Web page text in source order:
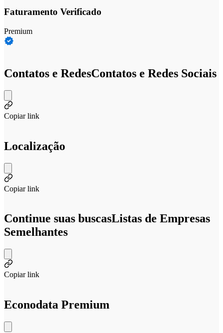
Faturamento Verificado
Premium
Contatos e RedesContatos e Redes Sociais
Copiar link
Localização
Copiar link
Continue suas buscasListas de Empresas
Semelhantes
Copiar link
Econodata Premium